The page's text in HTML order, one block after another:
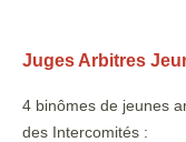
Juges Arbitres
4 binômes de jeunes
des Intercomités :